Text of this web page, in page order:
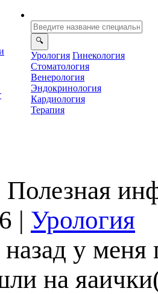
Урология Гинекология
Стоматология
енерология
Эндокринология
Кардиология
Терапия
Полезная
| Урология
назад у
на